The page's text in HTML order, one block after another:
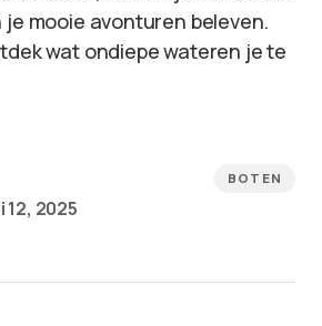
je mooie avonturen beleven.
wat ondiepe wateren je te
12, 2025
BOTEN